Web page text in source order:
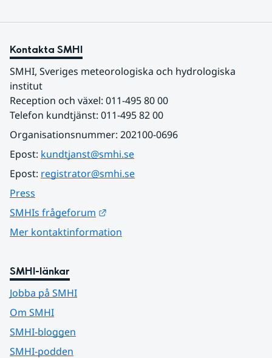
Kontakta SMHI
SMHI, Sveriges meteorologiska och hydrologiska
institut
Reception och växel: 011-495 80 00
Telefon kundtjänst: 011-495 82 00
Organisationsnummer: 202100-0696
Epost: kundtjanst@smhi.se
Epost: registrator@smhi.se
Press
SMHIs frågeforum
Mer kontaktinformation
SMHI-länkar
Jobba på SMHI
Om SMHI
SMHI-bloggen
SMHI-podden